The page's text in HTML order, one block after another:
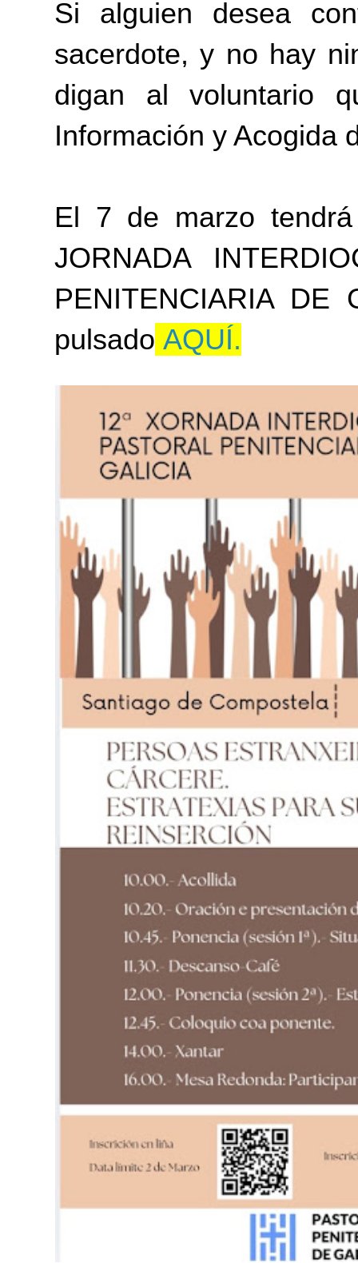
Si alguien desea
sacerdote, y no hay
digan al voluntario
Información y Acogida
El 7 de marzo
JORNADA
PENITENCIARIA DE
pulsado AQUÍ.